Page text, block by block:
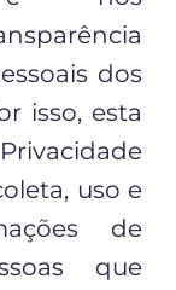
dos
isso, esta
uso e
de
que